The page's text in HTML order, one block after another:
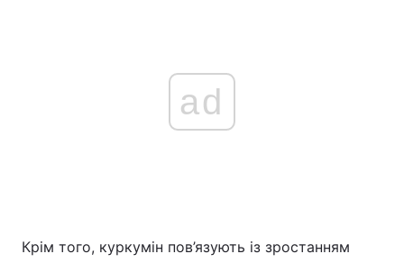
ad
Крім того, куркумін пов’язують із зростанням